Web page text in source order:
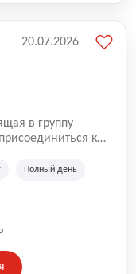
в группу
к
комплекс
свободной
Полный день
20.07.2026